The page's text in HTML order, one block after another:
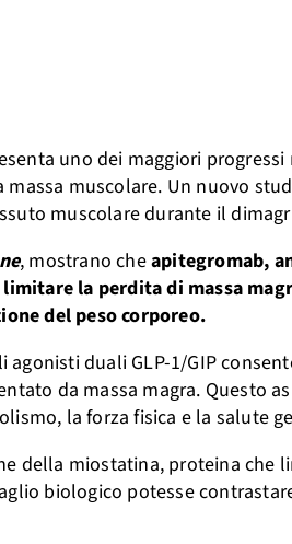
uno dei maggiori progressi
muscolare. Un nuovo
muscolare durante il
, mostrano cheapitegromab,
la perdita di massa
del peso corporeo.
agonisti duali GLP-1/GIP
da massa magra. Questo
la forza fisica e la salute
della miostatina, proteina che
biologico potesse